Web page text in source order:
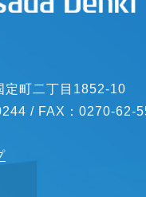
定町二丁目1852-10
/ FAX：0270-62-